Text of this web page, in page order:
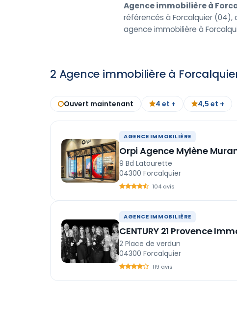
Agence immobilière à
référencés à Forcalquier (04),
agence immobilière à
2 Agence immobilière à
Ouvert maintenant 4 et + 4,5 et +
AGENCE IMMOBILIÈRE
Orpi Agence Mylène
9 Bd Latourette
04300 Forcalquier
104 avis
AGENCE IMMOBILIÈRE
CENTURY 21 Provence
2 Place de verdun
04300 Forcalquier
119 avis